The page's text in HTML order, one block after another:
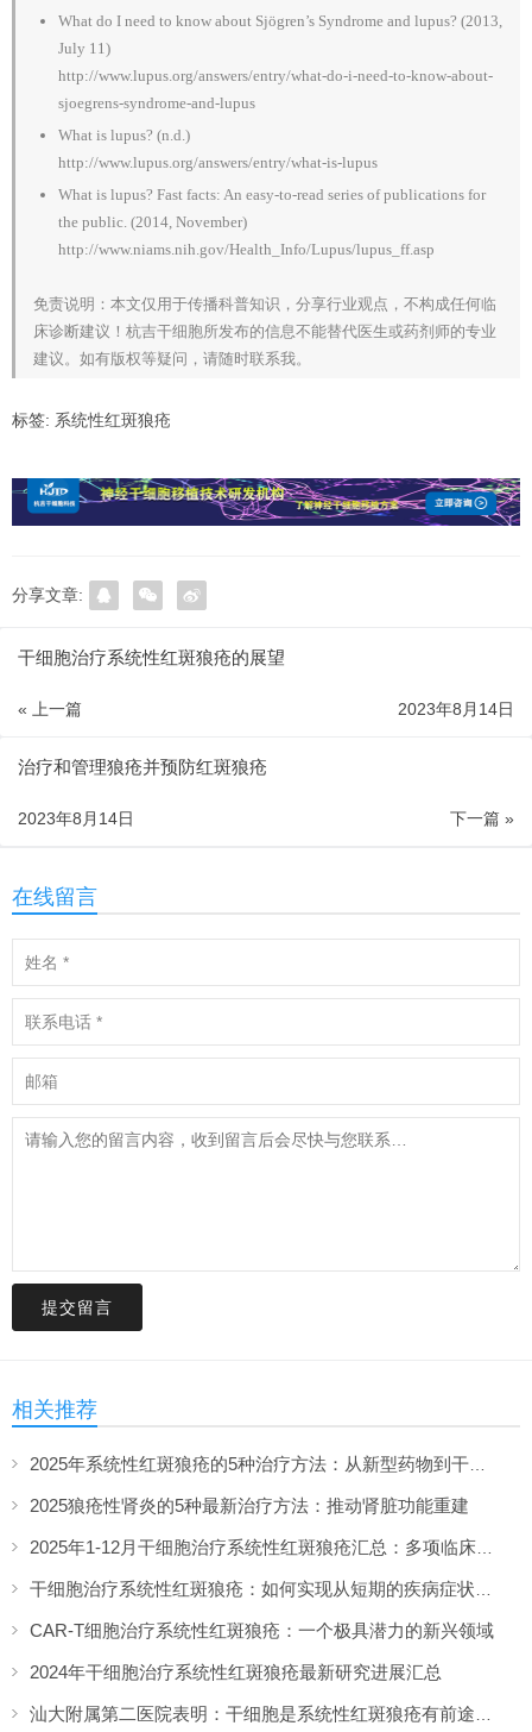
What do I need to know about Sjögren’s Syndrome and lupus? (2013,
July 11)
http://www.lupus.org/answers/entry/what-do-i-need-to-know-about-
sjoegrens-syndrome-and-lupus
What is lupus? (n.d.)
http://www.lupus.org/answers/entry/what-is-lupus
What is lupus? Fast facts: An easy-to-read series of publications for
the public. (2014, November)
http://www.niams.nih.gov/Health_Info/Lupus/lupus_ff.asp
免责说明：本文仅用于传播科普知识，分享行业观点，不构成任何临
床诊断建议！杭吉干细胞所发布的信息不能替代医生或药剂师的专业
建议。如有版权等疑问，请随时联系我。
标签: 系统性红斑狼疮
分享文章:
干细胞治疗系统性红斑狼疮的展望
« 上一篇 2023年8月14日
治疗和管理狼疮并预防红斑狼疮
下一篇 »
2023年8月14日
在线留言
提交留言
相关推荐
2025狼疮性肾炎的5种最新治疗方法：推动肾脏功能重建
CAR-T细胞治疗系统性红斑狼疮：一个极具潜力的新兴领域
2024年干细胞治疗系统性红斑狼疮最新研究进展汇总